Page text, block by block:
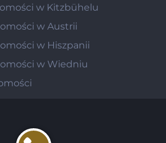
w Kitzbühelu
w Austrii
w Hiszpanii
w Wiedniu